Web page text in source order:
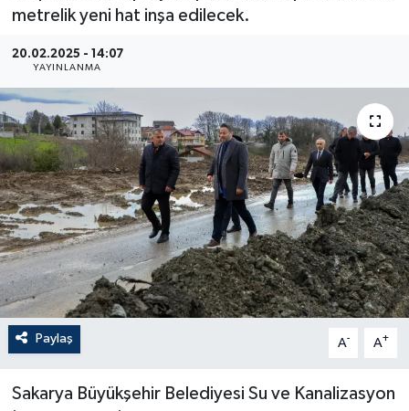
metrelik yeni hat inşa edilecek.
20.02.2025 - 14:07
YAYINLANMA
Paylaş A- A+
Sakarya Büyükşehir Belediyesi Su ve Kanalizasyon